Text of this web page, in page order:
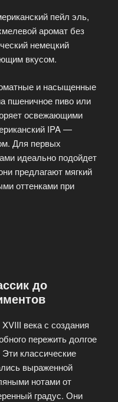
пейл эль,
аромат без
немецкий
вкусом.
и насыщенные
пшеничное пиво или
освежающими
IPA —
Для первых
идеально подойдет
предлагают мягкий
оттенками при
до
века с создания
пережить долгое
классические
выраженной
нотами от
градус. Они